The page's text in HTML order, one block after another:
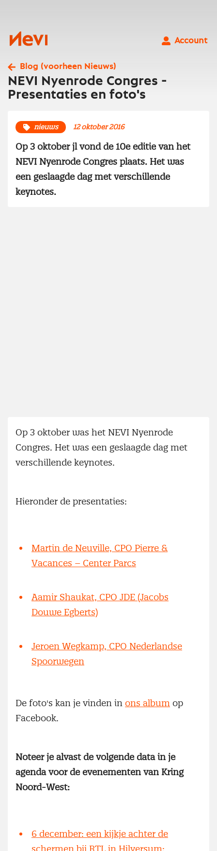
Nevi
Account
Blog (voorheen Nieuws)
NEVI Nyenrode Congres -
Presentaties en foto's
nieuws 12 oktober 2016
Op 3 oktober jl vond de 10e editie van het
NEVI Nyenrode Congres plaats. Het was
een geslaagde dag met verschillende
keynotes.
Op 3 oktober was het NEVI Nyenrode
Congres. Het was een geslaagde dag met
verschillende keynotes.
Hieronder de presentaties:
Martin de Neuville, CPO Pierre &
Vacances – Center Parcs
Aamir Shaukat, CPO JDE (Jacobs
Douwe Egberts)
Jeroen Wegkamp, CPO Nederlandse
Spoorwegen
De foto's kan je vinden in ons album op
Facebook.
Noteer je alvast de volgende data in je
agenda voor de evenementen van Kring
Noord-West:
6 december: een kijkje achter de